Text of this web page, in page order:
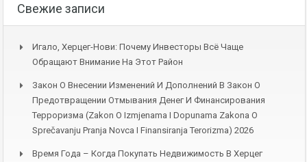
Свежие записи
Игало, Херцег-Нови: Почему Инвесторы Всё Чаще
Обращают Внимание На Этот Район
Закон О Внесении Изменений И Дополнений В Закон О
Предотвращении Отмывания Денег И Финансирования
Терроризма (Zakon O Izmjenama I Dopunama Zakona O
Sprečavanju Pranja Novca I Finansiranja Terorizma) 2026
Время Года – Когда Покупать Недвижимость В Херцег